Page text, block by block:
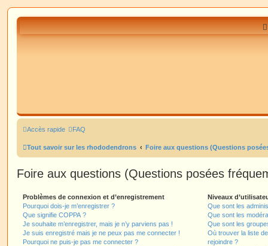
Accès rapide FAQ
Tout savoir sur les rhododendrons Foire aux questions (Questions
Foire aux questions (Questions posées
Problèmes de connexion et d’enregistrement
Pourquoi dois-je m’enregistrer ?
Que signifie COPPA ?
Je souhaite m’enregistrer, mais je n’y parviens pas !
Je suis enregistré mais je ne peux pas me connecter !
Pourquoi ne puis-je pas me connecter ?
Niveaux
Que sont les
Que sont les
Que sont les
Où trouver la liste
rejoindre ?